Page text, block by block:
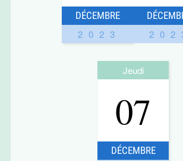
DÉCEMBRE
2023
Jeudi
07
DÉCEMBRE